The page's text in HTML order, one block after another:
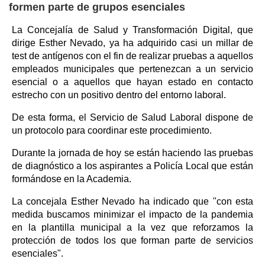
formen parte de grupos esenciales
La Concejalía de Salud y Transformación Digital, que
dirige Esther Nevado, ya ha adquirido casi un millar de
test de antígenos con el fin de realizar pruebas a aquellos
empleados municipales que pertenezcan a un servicio
esencial o a aquellos que hayan estado en contacto
estrecho con un positivo dentro del entorno laboral.
De esta forma, el Servicio de Salud Laboral dispone de
un protocolo para coordinar este procedimiento.
Durante la jornada de hoy se están haciendo las pruebas
de diagnóstico a los aspirantes a Policía Local que están
formándose en la Academia.
La concejala Esther Nevado ha indicado que "con esta
medida buscamos minimizar el impacto de la pandemia
en la plantilla municipal a la vez que reforzamos la
protección de todos los que forman parte de servicios
esenciales".